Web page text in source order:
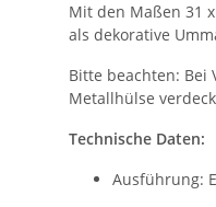
Mit den Maßen 31
als dekorative
Bitte beachten: Bei
Metallhülse
Technische Daten:
Ausführung: